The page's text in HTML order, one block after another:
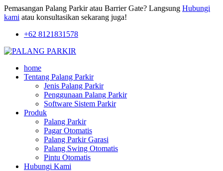
Pemasangan Palang Parkir atau Barrier Gate? Langsung Hubungi
kami atau konsultasikan sekarang juga!
+62 8121831578
home
Tentang Palang Parkir
Jenis Palang Parkir
Penggunaan Palang Parkir
Software Sistem Parkir
Produk
Palang Parkir
Pagar Otomatis
Palang Parkir Garasi
Palang Swing Otomatis
Pintu Otomatis
Hubungi Kami